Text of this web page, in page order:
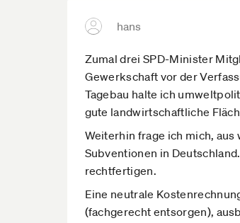
hans
Zumal drei SPD-Minister
Gewerkschaft vor der
Tagebau halte ich
gute landwirtschaftliche
Weiterhin frage ich mich,
Subventionen in
rechtfertigen.
Eine neutrale
(fachgerecht entsorgen),